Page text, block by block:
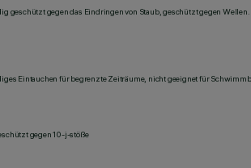
geschützt gegen das Eindringen von Staub, geschützt gegen Wellen.
Eintauchen für begrenzte Zeiträume, nicht geeignet für
gegen 10-j-stöße